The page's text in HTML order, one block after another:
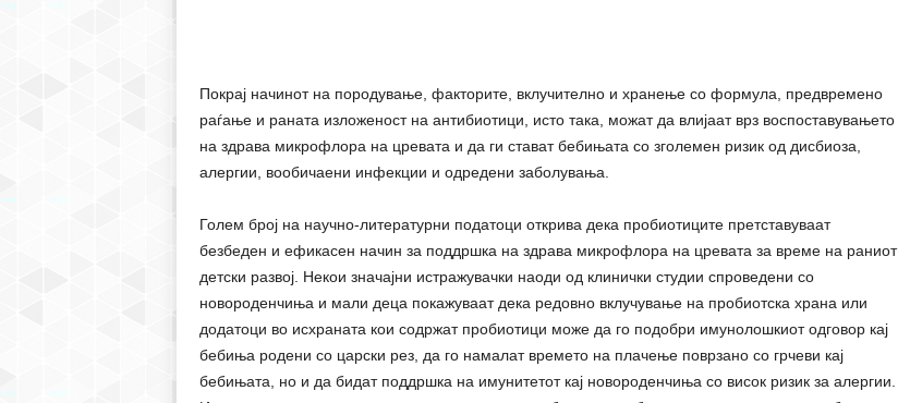
Покрај начинот на породување, факторите, вклучително и хранење со формула, предвремено
раѓање и раната изложеност на антибиотици, исто така, можат да влијаат врз воспоставувањето
на здрава микрофлора на цревата и да ги стават бебињата со зголемен ризик од дисбиоза,
алергии, вообичаени инфекции и одредени заболувања.
Голем број на научно-литературни податоци открива дека пробиотиците претставуваат
безбеден и ефикасен начин за поддршка на здрава микрофлора на цревата за време на раниот
детски развој. Некои значајни истражувачки наоди од клинички студии спроведени со
новороденчиња и мали деца покажуваат дека редовно вклучување на пробиотска храна или
додатоци во исхраната кои содржат пробиотици може да го подобри имунолошкиот одговор кај
бебиња родени со царски рез, да го намалат времето на плачење поврзано со грчеви кај
бебињата, но и да бидат поддршка на имунитетот кај новороденчиња со висок ризик за алергии.